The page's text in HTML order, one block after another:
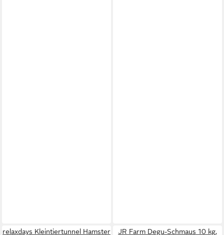
relaxdays Kleintiertunnel Hamster
JR Farm Degu-Schmaus 10 kg,